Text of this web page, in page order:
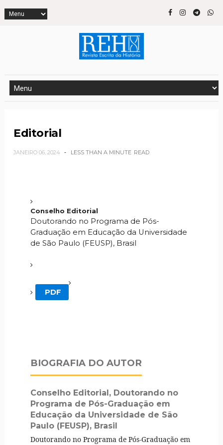
Editorial
JANEIRO 06, 2024 LESS THAN A MINUTE READ
Conselho Editorial
Doutorando no Programa de Pós-
Graduação em Educação da Universidade
de São Paulo (FEUSP), Brasil
PDF
BIOGRAFIA DO AUTOR
Conselho Editorial, Doutorando no
Programa de Pós-Graduação em
Educação da Universidade de São
Paulo (FEUSP), Brasil
Doutorando no Programa de Pós-Graduação em